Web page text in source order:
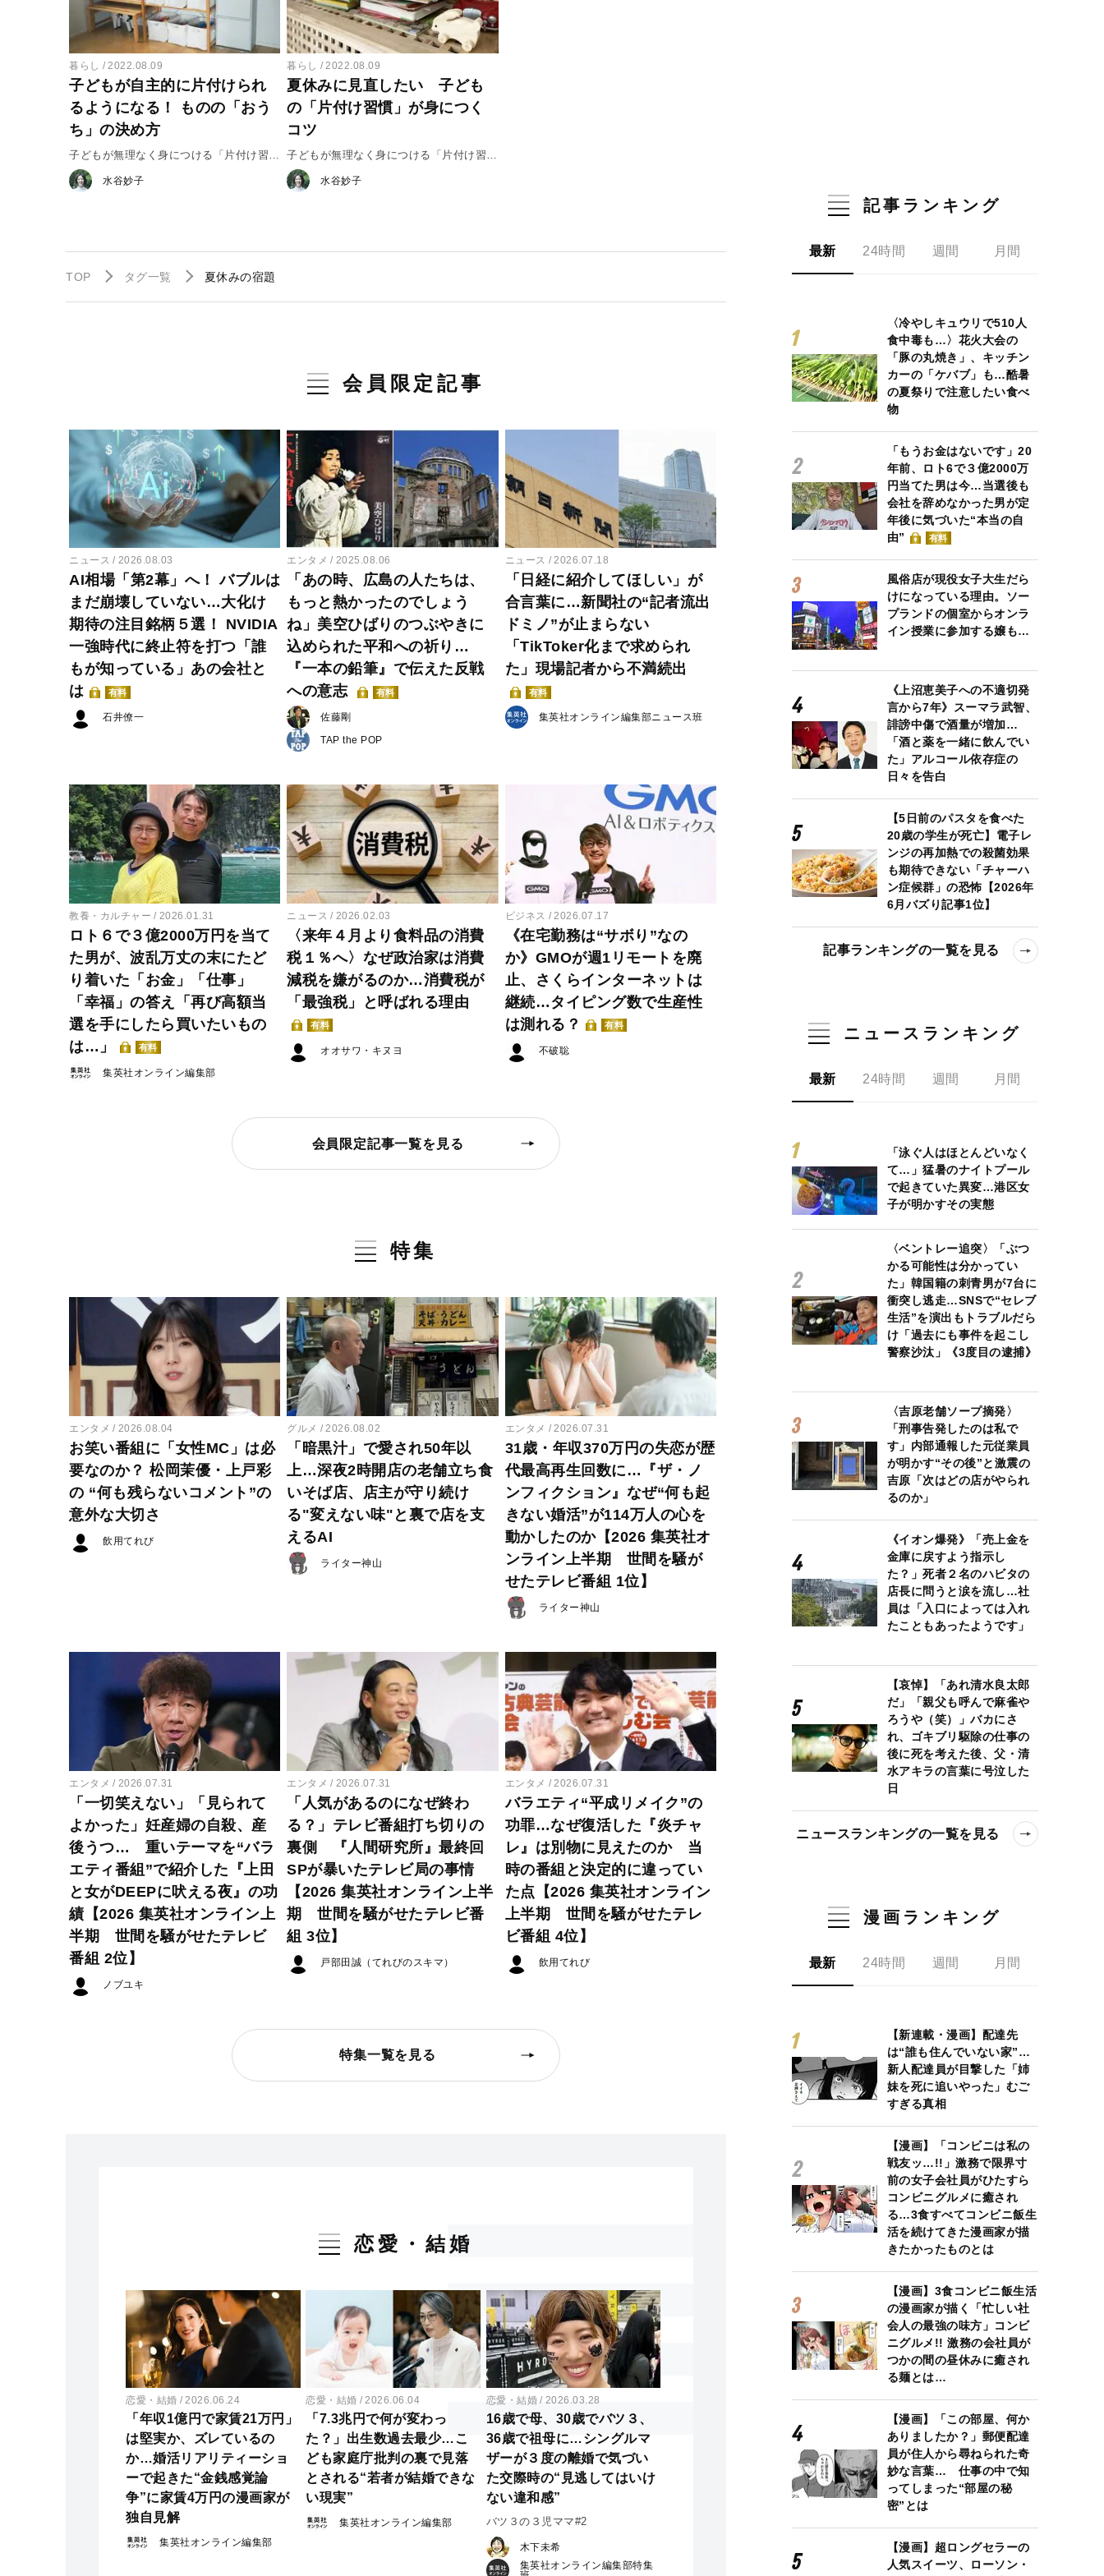
暮らし 2022.08.09
子どもが自主的に片付けられ
るようになる！ ものの「おう
ち」の決め方
子どもが無理なく身につける「片付け習
慣」＃２水谷妙子
暮らし 2022.08.09
夏休みに見直したい 子ども
の「片付け習慣」が身につく
コツ
子どもが無理なく身につける「片付け習
慣」＃１水谷妙子
TOP タグ一覧 夏休みの宿題
会員限定記事
ニュース 2026.08.03
AI相場「第2幕」へ！ バブルは
まだ崩壊していない…大化け
期待の注目銘柄５選！ NVIDIA
一強時代に終止符を打つ「誰
もが知っている」あの会社と
は
有料
石井僚一
エンタメ 2025.08.06
「あの時、広島の人たちは、
もっと熱かったのでしょう
ね」美空ひばりのつぶやきに
込められた平和への祈り…
『一本の鉛筆』で伝えた反戦
への意志
有料
佐藤剛
TAP the POP
ニュース 2026.07.18
「日経に紹介してほしい」が
合言葉に…新聞社の“記者流出
ドミノ”が止まらない
「TikToker化まで求められ
た」現場記者から不満続出
有料
集英社オンライン編集部ニュース班
教養・カルチャー 2026.01.31
ロト６で３億2000万円を当て
た男が、波乱万丈の末にたど
り着いた「お金」「仕事」
「幸福」の答え「再び高額当
選を手にしたら買いたいもの
は…」
有料
集英社オンライン編集部
ニュース 2026.02.03
〈来年４月より食料品の消費
税１％へ〉なぜ政治家は消費
減税を嫌がるのか…消費税が
「最強税」と呼ばれる理由
有料
オオサワ・キヌヨ
ビジネス 2026.07.17
《在宅勤務は“サボり”なの
か》GMOが週1リモートを廃
止、さくらインターネットは
継続…タイピング数で生産性
は測れる？
有料
不破聡
会員限定記事一覧を見る
特集
エンタメ 2026.08.04
お笑い番組に「女性MC」は必
要なのか？ 松岡茉優・上戸彩
の “何も残らないコメント”の
意外な大切さ
飲用てれび
グルメ 2026.08.02
「暗黒汁」で愛され50年以
上…深夜2時開店の老舗立ち食
いそば店、店主が守り続け
る"変えない味"と裏で店を支
えるAI
ライター神山
エンタメ 2026.07.31
31歳・年収370万円の失恋が歴
代最高再生回数に…『ザ・ノ
ンフィクション』なぜ“何も起
きない婚活”が114万人の心を
動かしたのか【2026 集英社オ
ンライン上半期 世間を騒が
せたテレビ番組 1位】
ライター神山
エンタメ 2026.07.31
「一切笑えない」「見られて
よかった」妊産婦の自殺、産
後うつ… 重いテーマを“バラ
エティ番組”で紹介した『上田
と女がDEEPに吠える夜』の功
績【2026 集英社オンライン上
半期 世間を騒がせたテレビ
番組 2位】
ノブユキ
エンタメ 2026.07.31
「人気があるのになぜ終わ
る？」テレビ番組打ち切りの
裏側 『人間研究所』最終回
SPが暴いたテレビ局の事情
【2026 集英社オンライン上半
期 世間を騒がせたテレビ番
組 3位】
戸部田誠（てれびのスキマ）
エンタメ 2026.07.31
バラエティ“平成リメイク”の
功罪…なぜ復活した『炎チャ
レ』は別物に見えたのか 当
時の番組と決定的に違ってい
た点【2026 集英社オンライン
上半期 世間を騒がせたテレ
ビ番組 4位】
飲用てれび
特集一覧を見る
恋愛・結婚
恋愛・結婚 2026.06.24
「年収1億円で家賃21万円」
は堅実か、ズレているの
か…婚活リアリティーショ
ーで起きた“金銭感覚論
争”に家賃4万円の漫画家が
独自見解
集英社オンライン編集部
恋愛・結婚 2026.06.04
「7.3兆円で何が変わっ
た？」出生数過去最少…こ
ども家庭庁批判の裏で見落
とされる“若者が結婚できな
い現実”
集英社オンライン編集部
恋愛・結婚 2026.03.28
16歳で母、30歳でバツ３、
36歳で祖母に…シングルマ
ザーが３度の離婚で気づい
た交際時の“見逃してはいけ
ない違和感”
バツ３の３児ママ#2
木下未希
集英社オンライン編集部特集
記事ランキング
最新 24時間 週間 月間
〈冷やしキュウリで510人
食中毒も…〉花火大会の
「豚の丸焼き」、キッチン
カーの「ケバブ」も…酷暑
の夏祭りで注意したい食べ
物
「もうお金はないです」20
年前、ロト6で３億2000万
円当てた男は今…当選後も
会社を辞めなかった男が定
年後に気づいた“本当の自
由”
有料
風俗店が現役女子大生だら
けになっている理由。ソー
プランドの個室からオンラ
イン授業に参加する嬢も…
《上沼恵美子への不適切発
言から7年》スーマラ武智、
誹謗中傷で酒量が増加…
「酒と薬を一緒に飲んでい
た」アルコール依存症の
日々を告白
【5日前のパスタを食べた
20歳の学生が死亡】電子レ
ンジの再加熱での殺菌効果
も期待できない「チャーハ
ン症候群」の恐怖【2026年
6月バズり記事1位】
記事ランキングの一覧を見る
ニュースランキング
最新 24時間 週間 月間
「泳ぐ人はほとんどいなく
て…」猛暑のナイトプール
で起きていた異変…港区女
子が明かすその実態
〈ベントレー追突〉「ぶつ
かる可能性は分かってい
た」韓国籍の刺青男が7台に
衝突し逃走…SNSで“セレブ
生活”を演出もトラブルだら
け「過去にも事件を起こし
警察沙汰」《3度目の逮捕》
〈吉原老舗ソープ摘発〉
「刑事告発したのは私で
す」内部通報した元従業員
が明かす“その後”と激震の
吉原「次はどの店がやられ
るのか」
《イオン爆発》「売上金を
金庫に戻すよう指示し
た？」死者２名のハビタの
店長に問うと涙を流し…社
員は「入口によっては入れ
たこともあったようです」
【哀悼】「あれ清水良太郎
だ」「親父も呼んで麻雀や
ろうや（笑）」バカにさ
れ、ゴキブリ駆除の仕事の
後に死を考えた後、父・清
水アキラの言葉に号泣した
日
ニュースランキングの一覧を見る
漫画ランキング
最新 24時間 週間 月間
【新連載・漫画】配達先
は“誰も住んでいない家”…
新人配達員が目撃した「姉
妹を死に追いやった」むご
すぎる真相
【漫画】「コンビニは私の
戦友ッ…!!」激務で限界寸
前の女子会社員がひたすら
コンビニグルメに癒され
る…3食すべてコンビニ飯生
活を続けてきた漫画家が描
きたかったものとは
【漫画】3食コンビニ飯生活
の漫画家が描く「忙しい社
会人の最強の味方」コンビ
ニグルメ!! 激務の会社員が
つかの間の昼休みに癒され
る麺とは…
【漫画】「この部屋、何か
ありましたか？」郵便配達
員が住人から尋ねられた奇
妙な言葉… 仕事の中で知
ってしまった“部屋の秘
密”とは
【漫画】超ロングセラーの
人気スイーツ、ローソン・